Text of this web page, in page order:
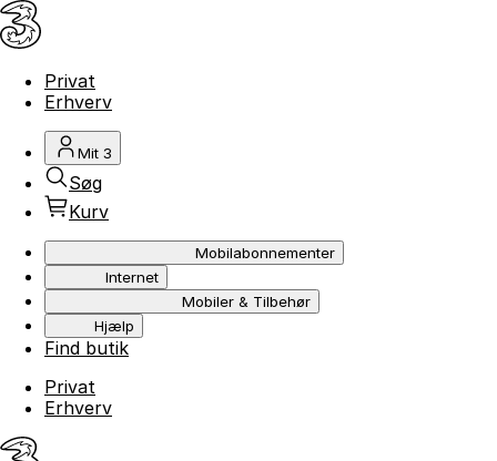
Privat
Erhverv
Mit 3
Søg
Kurv
Mobilabonnementer
Internet
Mobiler & Tilbehør
Hjælp
Find butik
Privat
Erhverv